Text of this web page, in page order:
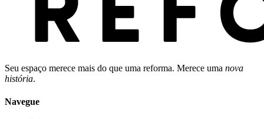
Seu espaço merece mais do que uma reforma. Merece uma nova
história.
Navegue